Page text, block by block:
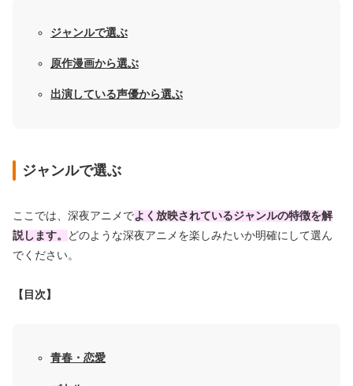
ジャンルで選ぶ
原作漫画から選ぶ
出演している声優から選ぶ
ジャンルで選ぶ
ここでは、深夜アニメでよく放映されているジャンルの特徴を解
説します。
どのような深夜アニメを楽しみたいか明確にして選ん
でください。
【目次】
青春・恋愛